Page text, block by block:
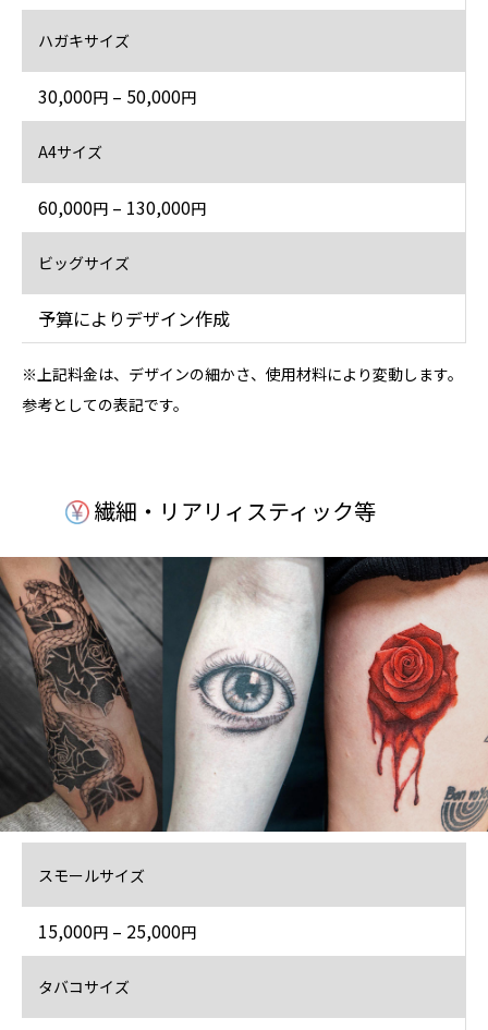
ハガキサイズ
30,000円 – 50,000円
A4サイズ
60,000円 – 130,000円
ビッグサイズ
予算によりデザイン作成
※上記料金は、デザインの細かさ、使用材料により変動します。
参考としての表記です。
スモールサイズ
15,000円 – 25,000円
タバコサイズ
繊細・リアリィスティック等